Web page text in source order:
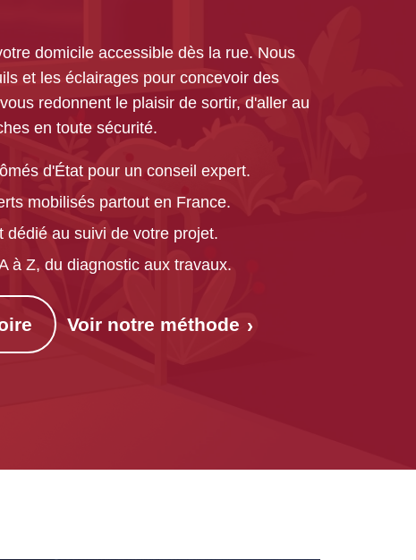
domicile accessible dès la rue. Nous
et les éclairages pour concevoir des
redonnent le plaisir de sortir, d'aller au
en toute sécurité.
d'État pour un conseil expert.
mobilisés partout en France.
dédié au suivi de votre projet.
à Z, du diagnostic aux travaux.
Voir notre méthode